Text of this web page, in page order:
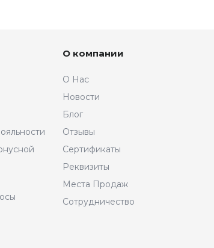
О компании
О Нас
Новости
Блог
Отзывы
Сертификаты
Реквизиты
Места Продаж
Сотрудничество